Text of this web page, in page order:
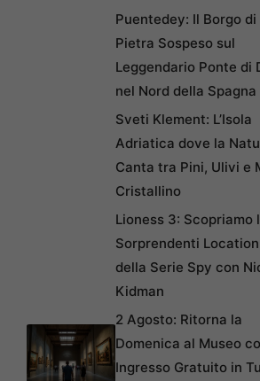
Puentedey: Il Borgo di
Pietra Sospeso sul
Leggendario Ponte di
nel Nord della Spagna
Sveti Klement: L’Isola
Adriatica dove la
Canta tra Pini, Ulivi e
Cristallino
Lioness 3: Scopriamo
Sorprendenti Location
della Serie Spy con
Kidman
2 Agosto: Ritorna la
Domenica al Museo
Ingresso Gratuito in